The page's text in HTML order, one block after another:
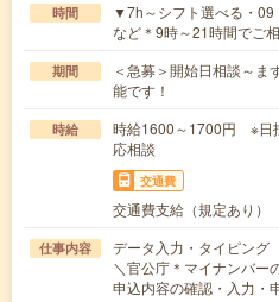
時間
▼7h～シフト選べる・
など＊9時～21時間でご
期間
＜急募＞開始日相談～
能です！
時給
時給1600～1700円 ※日
応相談
交通費
交通費支給（規定あり）
仕事内容
データ入力・タイピング
＼官公庁＊マイナンバー
申込内容の確認・入力